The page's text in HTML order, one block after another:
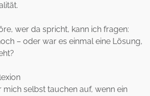
wer da spricht, kann ich fragen:
– oder war es einmal eine Lösung,
mich selbst tauchen auf, wenn ein